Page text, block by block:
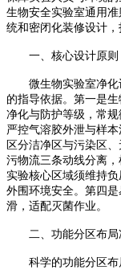
生物安全实验室通用
统和密闭化装修设计，
一、 核心设计原则
微生物实验室净
的指导依据。第一是
净化与防护等级，常
严控气溶胶外泄与样
区分洁净区与污染区
污物流三条动线分离
实验核心区域须维持
外围环境安全。第四
滑，适配灭菌作业。
二、 功能分区布局
科学的功能分区